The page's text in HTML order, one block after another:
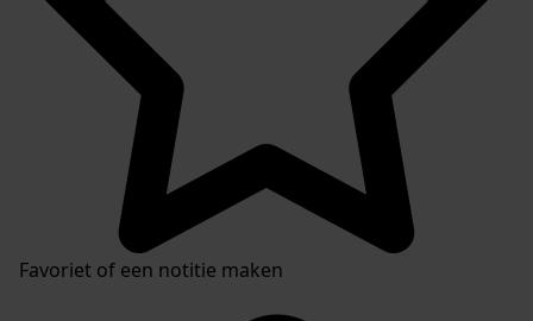
Favoriet of een notitie maken